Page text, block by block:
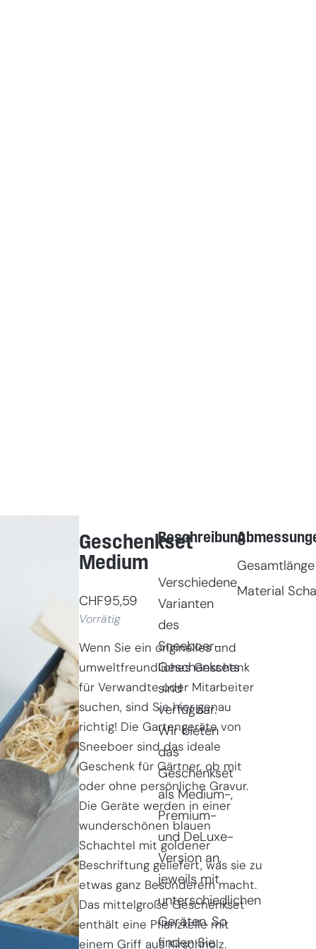
Geschenkset
Medium
CHF95,59
Vorrätig
Wenn Sie ein originelles und
umweltfreundliches Geschenk
für Verwandte oder Mitarbeiter
suchen, sind Sie hier genau
richtig! Die Gartengeräte von
Sneeboer sind das ideale
Geschenk für Gärtner, ob mit
oder ohne persönliche Gravur.
Die Geräte werden in einer
wunderschönen blauen
Schachtel mit goldener
Beschriftung geliefert, was sie zu
etwas ganz Besonderem macht.
Das mittelgroße Geschenkset
enthält eine Pflanzkelle mit
einem Griff aus Kirschholz.
Beschreibung
Verschiedene
Varianten
des
Sneeboer-
Geschenksets
sind
verfügbar.
Wir bieten
das
Geschenkset
als Medium-,
Premium-
und DeLuxe-
Version an,
jeweils mit
unterschiedlichen
Geräten. So
finden Sie
Gesamtlänge
Material